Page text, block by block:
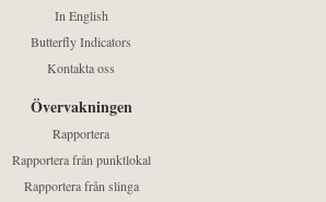
In English
Butterfly Indicators
Kontakta oss
Övervakningen
Rapportera
Rapportera från punktlokal
Rapportera från slinga